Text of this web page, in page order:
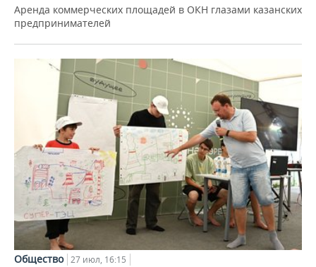
Аренда коммерческих площадей в ОКН глазами казанских
предпринимателей
Общество 27 июл, 16:15